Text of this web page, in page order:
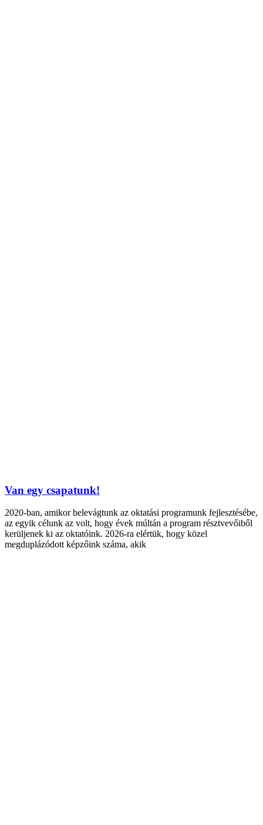
Van egy csapatunk!
2020-ban, amikor belevágtunk az oktatási programunk fejlesztésébe,
az egyik célunk az volt, hogy évek múltán a program résztvevőiből
kerüljenek ki az oktatóink. 2026-ra elértük, hogy közel
megduplázódott képzőink száma, akik